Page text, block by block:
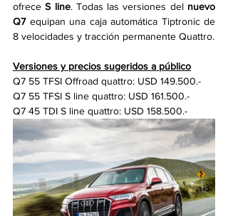
ofrece S line. Todas las versiones del nuevo
Q7 equipan una caja automática Tiptronic de
8 velocidades y tracción permanente Quattro.
Versiones y precios sugeridos a público
Q7 55 TFSI Offroad quattro: USD 149.500.-
Q7 55 TFSI S line quattro: USD 161.500.-
Q7 45 TDI S line quattro: USD 158.500.-